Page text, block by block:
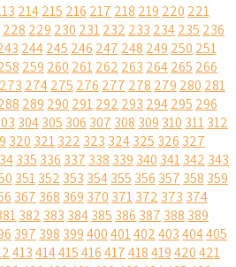
214215 216 217 218 219 220 221
228 229 230 231232 233 234235 236
244245 246 247 248 249 250 251
259 260 261262 263 264265 266
273 274275 276 277 278 279 280 281
289 290 291292 293 294295 296
304305 306 307 308 309 310 311312
320 321322 323 324325 326 327
335 336 337 338 339 340 341342 343
351352 353 354355 356 357 358 359
367 368 369 370 371372 373 374
382 383 384385 386 387 388 389
397 398 399400401402403404405
413414415416417418419420421